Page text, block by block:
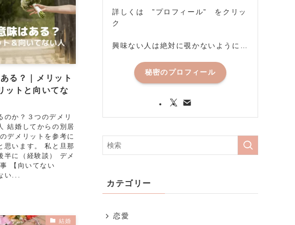
る？｜メリット
ットと向いてな
のか？３つのデメリ
結婚してからの別居
デメリットを参考に
思います。 私と旦那
半に（経験談） デメ
【向いてない
い...
結婚
詳しくは ”プロフィール” をクリッ
ク
興味ない人は絶対に覗かないように…
秘密のプロフィール
カテゴリー
恋愛